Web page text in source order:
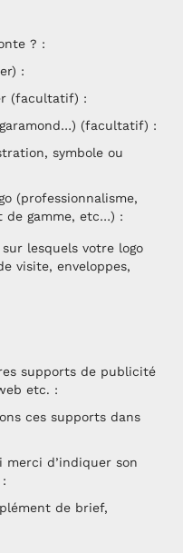
? :
:
(facultatif) :
(facultatif) :
symbole ou
(professionnalisme,
gamme, etc…) :
lesquels votre logo
visite, enveloppes,
supports de publicité
etc. :
ces supports dans
merci d’indiquer son
de brief,